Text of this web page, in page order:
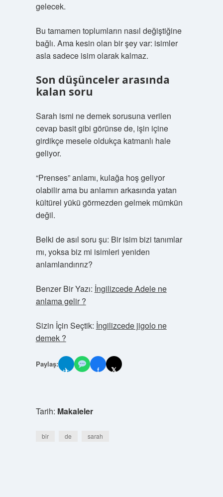
gelecek.
Bu tamamen toplumların nasıl değiştiğine
bağlı. Ama kesin olan bir şey var: isimler
asla sadece isim olarak kalmaz.
Son düşünceler arasında
kalan soru
Sarah ismi ne demek sorusuna verilen
cevap basit gibi görünse de, işin içine
girdikçe mesele oldukça katmanlı hale
geliyor.
“Prenses” anlamı, kulağa hoş geliyor
olabilir ama bu anlamın arkasında yatan
kültürel yükü görmezden gelmek mümkün
değil.
Belki de asıl soru şu: Bir isim bizi tanımlar
mı, yoksa biz mi isimleri yeniden
anlamlandırırız?
Benzer Bir Yazı: İngilizcede Adele ne
anlama gelir ?
Sizin İçin Seçtik: İngilizcede jigolo ne
demek ?
Paylaş:
✈ f 𝕏
Tarih: Makaleler
bir de sarah